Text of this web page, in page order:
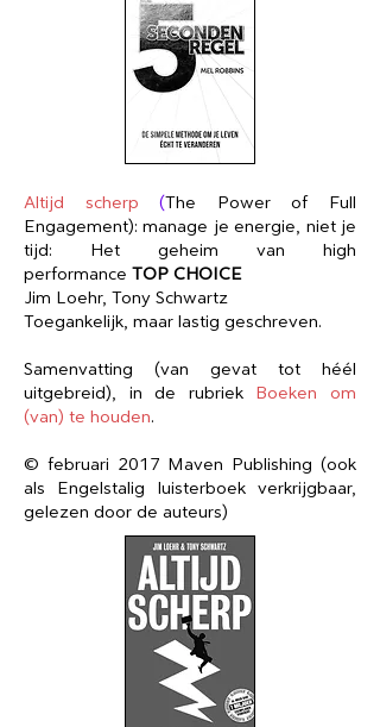
Altijd scherp (The Power of Full
Engagement): manage je energie, niet je
tijd: Het geheim van high
performance TOP CHOICE
Jim Loehr, Tony Schwartz
Toegankelijk, maar lastig geschreven.
Samenvatting (van gevat tot héél
uitgebreid), in de rubriek Boeken om
(van) te houden.
© februari 2017 Maven Publishing (ook
als Engelstalig luisterboek verkrijgbaar,
gelezen door de auteurs)